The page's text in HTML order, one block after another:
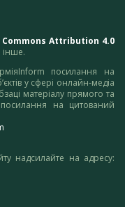
Attribution 4.0
посилання на
у сфері онлайн-медіа
матеріалу прямого та
на цитований
надсилайте на адресу: